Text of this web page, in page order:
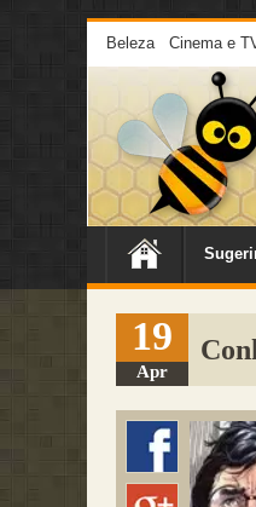
Beleza Cinema e
19
Apr